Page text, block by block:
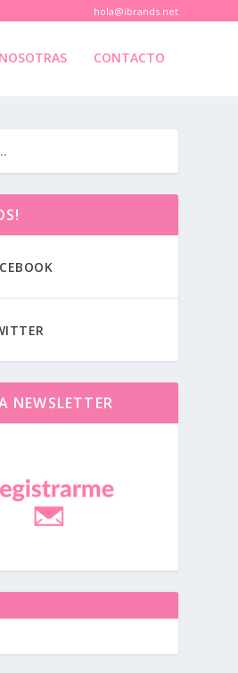
hola@ibrands.net
CONTACTO
NEWSLETTER